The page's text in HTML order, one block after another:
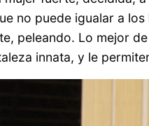
no puede igualar a
peleando. Lo mejor
innata, y le